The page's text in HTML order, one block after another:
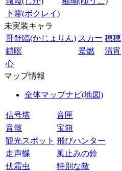
卜霊(ボクレイ)
未実装キャラ
哥舒臨(かじょりん) スカー 穂穂
鎖暝
景燃
清宵
心
マップ情報
全体マップナビ(地図)
信号塔
音匣
音骸
宝箱
観光スポット 飛びハンター
走声蝶
風止みの鈴
伏霜虫
特別な敵